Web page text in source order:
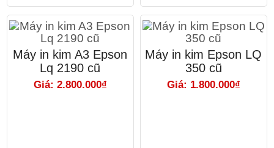
Máy in kim A3 Epson
Lq 2190 cũ
Giá: 2.800.000₫
Máy in kim Epson LQ
350 cũ
Giá: 1.800.000₫